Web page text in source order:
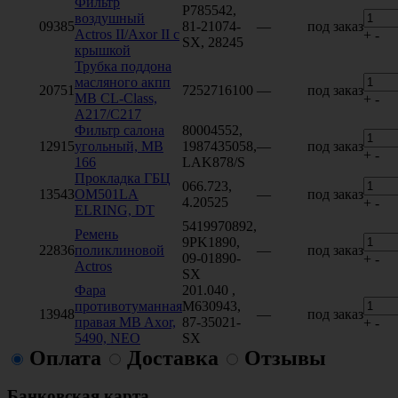
09385
воздушный
Actros II/Axor II с
крышкой
P785542,
81-21074-
SX, 28245
— под заказ
+ -
20751
Трубка поддона
масляного акпп
MB CL-Class,
A217/C217
7252716100 — под заказ
+ -
12915
Фильтр салона
угольный, MB
166
80004552,
1987435058,
LAK878/S
— под заказ
+ -
13543
Прокладка ГБЦ
ОМ501LA
ELRING, DT
066.723,
4.20525
— под заказ
+ -
22836
Ремень
поликлиновой
Actros
5419970892,
9PK1890,
09-01890-
SX
— под заказ
+ -
13948
Фара
противотуманная
правая MB Axor,
5490, NEO
201.040 ,
M630943,
87-35021-
SX
— под заказ
+ -
Оплата Доставка Отзывы